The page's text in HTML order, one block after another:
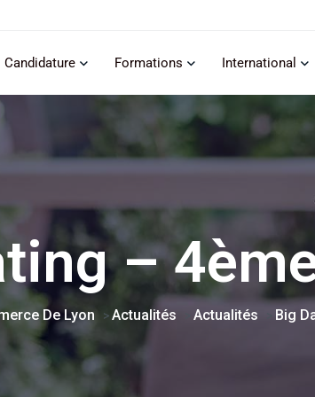
Candidature Formations International
–
De Lyon >Actualités Actualités Big